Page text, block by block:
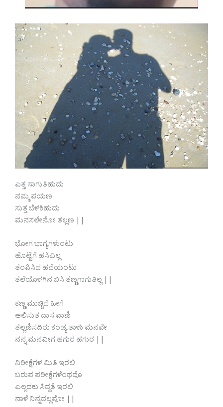
ಎತ್ತ ಸಾಗುತಿಹುದು
ನಮ್ಮ ಪಯಣ
ಸುತ್ತ ಬೆಳಕಿಹುದು
ಮನಸಲೇನೋ ತಲ್ಲಣ ||
ಭೋಗ ಭಾಗ್ಯಗಳುಂಟು
ಹೊಟ್ಟೆಗೆ ಹಸಿವಿಲ್ಲ
ತಂಪಿಸಿದ ಹವೆಯಂಟು
ತಲೆಯೊಳಗಿನ ಬಿಸಿ ತಣ್ಣಗಾಗುತಿಲ್ಲ ||
ಕಣ್ಣ ಮುಚ್ಚಿದೆ ಹೀಗೆ
ಆಲಿಸುತ ದಾಸ ವಾಣಿ
ತಲ್ಲಣಿಸದಿರು ಕಂಡ್ಯ ತಾಳು ಮನವೇ
ನನ್ನ ಮನವೀಗ ಹಗುರ ಹಗುರ ||
ನಿರೀಕ್ಷೆಗಳ ಮಿತಿ ಇರಲಿ
ಬರುವ ಪರೀಕ್ಷೆಗಳೆಂಥವೊ
ಎಲ್ಲದಕು ಸಿದ್ಧತೆ ಇರಲಿ
ನಾಳೆ ನಿನ್ನದಲ್ಲವೋ ||